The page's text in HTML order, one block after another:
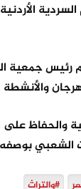
جمعية
والأنشطة
على
بوصفه
#والتراث